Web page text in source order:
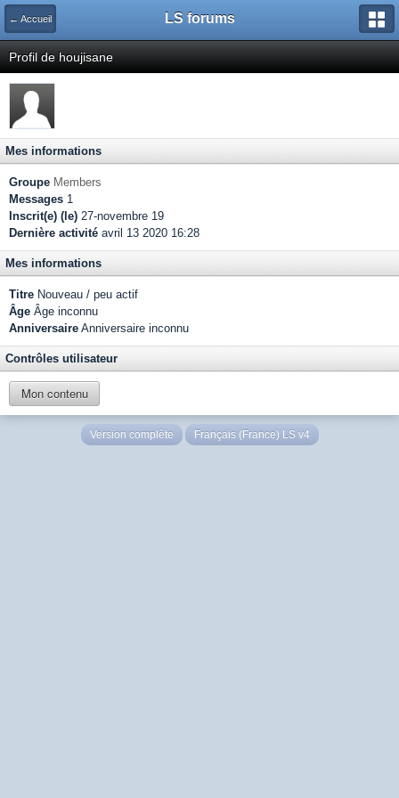
← Accueil LS forums
Profil de houjisane
Mes informations
Groupe Members
Messages 1
Inscrit(e) (le) 27-novembre 19
Dernière activité avril 13 2020 16:28
Mes informations
Titre Nouveau / peu actif
Âge Âge inconnu
Anniversaire Anniversaire inconnu
Contrôles utilisateur
Mon contenu
Version complète Français (France) LS v4